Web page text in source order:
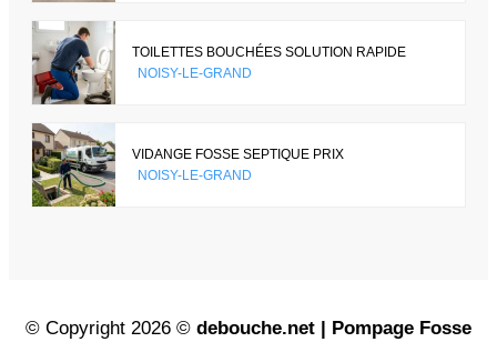
TOILETTES BOUCHÉES SOLUTION RAPIDE
NOISY-LE-GRAND
VIDANGE FOSSE SEPTIQUE PRIX
NOISY-LE-GRAND
© Copyright 2026 © debouche.net | Pompage Fosse